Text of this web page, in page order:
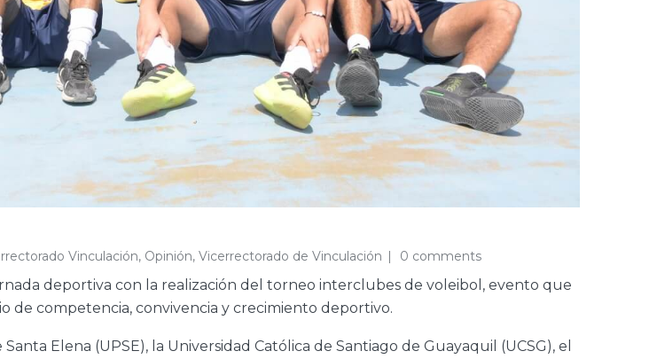
Vinculación, Opinión, Vicerrectorado de Vinculación 0 comments
deportiva con la realización del torneo interclubes de voleibol, evento que
de competencia, convivencia y crecimiento deportivo.
Elena (UPSE), la Universidad Católica de Santiago de Guayaquil (UCSG), el